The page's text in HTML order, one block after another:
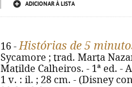
ADICIONAR À LISTA
16 -Histórias de 5
Sycamore ; trad. Marta
Matilde Calheiros. - 1ª ed. -
1 v. : il. ; 28 cm. - (Disney